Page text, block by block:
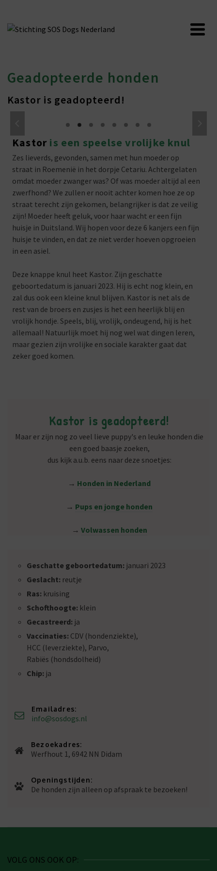
Geadopteerde honden
Kastor is geadopteerd!
Kastor is een speelse vrolijke knul
Zes lieverds, gevonden, samen met hun moeder op
straat in Roemenië in het dorpje Cetariu. Achtergelaten
omdat moeder zwanger was? Of was moeder altijd al een
zwerfhond? We zullen er nooit achter komen hoe ze op
straat terecht zijn gekomen, belangrijker is dat ze veilig
zijn! Moeder heeft geluk, voor haar wacht er een fijn
huisje in Duitsland. Wij hopen voor deze 6 kanjers een fijn
huisje te vinden, en dat ze niet verder hoeven opgroeien
in een asiel.
Deze knappe knul heet Kastor. Zijn geschatte
geboortedatum is januari 2023. Hij is echt nog klein, en
zal dus ook een kleine knul blijven. Kastor is net als de
rest van de broers en zusjes is het een heerlijk blij en
vrolijk hondje. Speels, blij, vrolijk, ondeugend, hij is het
allemaal! Natuurlijk moet hij nog wel wat dingen leren,
maar gezien zijn vrolijke en sociale karakter gaat dat
zeker goed komen.
Kastor is geadopteerd!
Maar er zijn nog zo veel lieve puppy's en leuke honden die
een goed baasje zoeken,
dus kijk a.u.b. eens naar deze snoetjes:
→ Honden in Nederland
→ Pups en jonge honden
→ Volwassen honden
Geschatte geboortedatum: januari 2023
Geslacht: reutje
Ras: kruising
Schofthoogte: klein
Gecastreerd: ja
Vaccinaties: CDV (hondenziekte),
HCC (leverziekte), Parvo,
Rabiës (hondsdolheid)
Chip: ja
Emailadres:
info@sosdogs.nl
Bezoekadres:
Werfhout 1, 6942 NN Didam
Openingstijden:
De honden zijn alleen op afspraak te bezoeken!
VOLG ONS OOK OP: